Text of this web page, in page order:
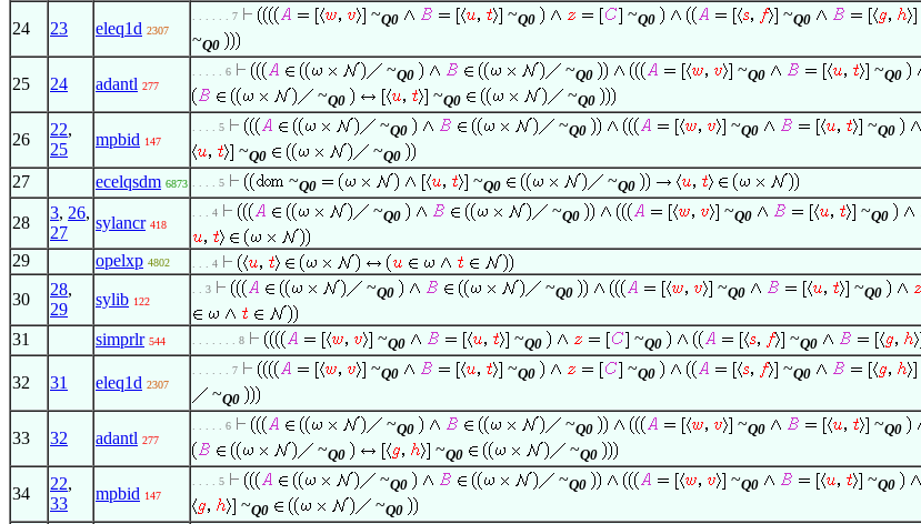
24 23 eleq1d 2307
. . . . . . 7 ~Q0 ~Q0 ~Q0 ~Q0
~Q0
25 24 adantl 277
. . . . . 6 ~Q0 ~Q0 ~Q0 ~Q0
~Q0 ~Q0 ~Q0
26
22,
25
mpbid 147
. . . . 5 ~Q0 ~Q0 ~Q0 ~Q0
~Q0 ~Q0
27 ecelqsdm 6873 . . . . 5 ~Q0 ~Q0 ~Q0
28
3, 26,
27
sylancr 418
. . . 4 ~Q0 ~Q0 ~Q0 ~Q0
29 opelxp 4802 . . . 4
30
28,
29
sylib 122
. . 3 ~Q0 ~Q0 ~Q0 ~Q0
31 simprlr 544 . . . . . . . 8 ~Q0 ~Q0 ~Q0 ~Q0
32 31 eleq1d 2307
. . . . . . 7 ~Q0 ~Q0 ~Q0 ~Q0
~Q0
33 32 adantl 277
. . . . . 6 ~Q0 ~Q0 ~Q0 ~Q0
~Q0 ~Q0 ~Q0
34
22,
33
mpbid 147
. . . . 5 ~Q0 ~Q0 ~Q0 ~Q0
~Q0 ~Q0